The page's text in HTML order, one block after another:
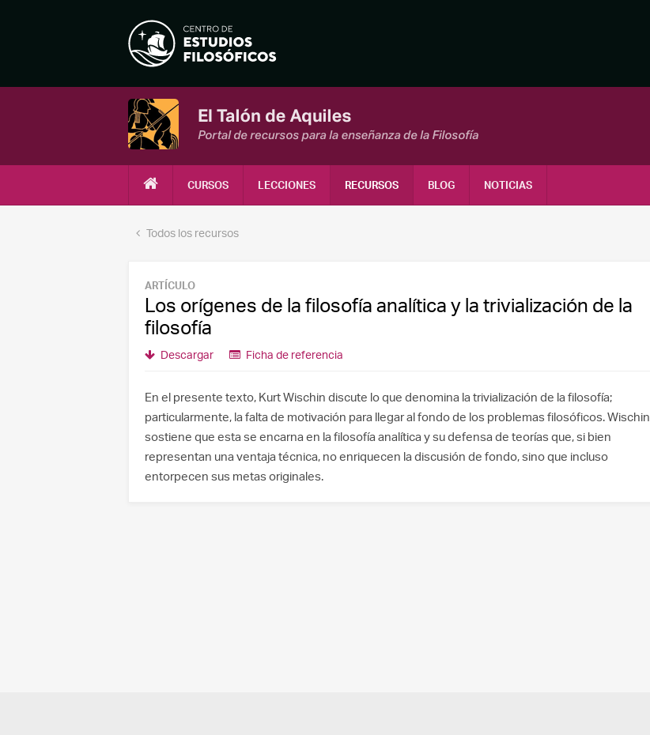
CURSOS LECCIONES RECURSOS BLOG NOTICIAS
Todos los recursos
ARTÍCULO
Los orígenes de la filosofía analítica y la trivialización de la
filosofía
Descargar Ficha de referencia
En el presente texto, Kurt Wischin discute lo que denomina la trivialización de la filosofía;
particularmente, la falta de motivación para llegar al fondo de los problemas filosóficos. Wischin
sostiene que esta se encarna en la filosofía analítica y su defensa de teorías que, si bien
representan una ventaja técnica, no enriquecen la discusión de fondo, sino que incluso
entorpecen sus metas originales.